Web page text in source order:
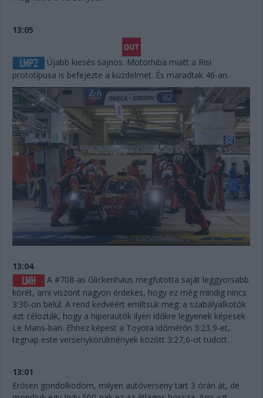
13:05
Újabb kiesés sajnos. Motorhiba miatt a Risi
prototípusa is befejezte a küzdelmet. És maradtak 46-an.
13:04
A #708-as Glickenhaus megfutotta saját leggyorsabb
körét, ami viszont nagyon érdekes, hogy ez még mindig nincs
3:30-on belül. A rend kedvéért említsük meg: a szabályalkotók
azt célozták, hogy a hiperautók ilyen időkre legyenek képesek
Le Mans-ban. Ehhez képest a Toyota időmérőn 3:23,9-et,
tegnap este versenykörülmények között 3:27,6-ot tudott.
13:01
Erősen gondolkodom, milyen autóverseny tart 3 órán át, de